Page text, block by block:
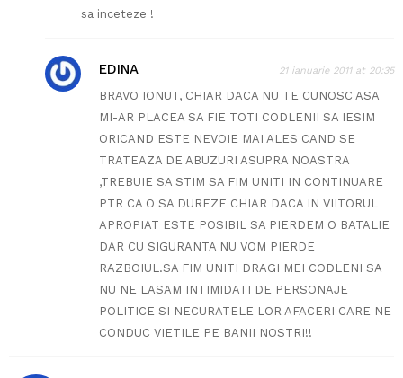
sa inceteze !
EDINA 21 ianuarie 2011 at 20:35
BRAVO IONUT, CHIAR DACA NU TE CUNOSC ASA
MI-AR PLACEA SA FIE TOTI CODLENII SA IESIM
ORICAND ESTE NEVOIE MAI ALES CAND SE
TRATEAZA DE ABUZURI ASUPRA NOASTRA
,TREBUIE SA STIM SA FIM UNITI IN CONTINUARE
PTR CA O SA DUREZE CHIAR DACA IN VIITORUL
APROPIAT ESTE POSIBIL SA PIERDEM O BATALIE
DAR CU SIGURANTA NU VOM PIERDE
RAZBOIUL.SA FIM UNITI DRAGI MEI CODLENI SA
NU NE LASAM INTIMIDATI DE PERSONAJE
POLITICE SI NECURATELE LOR AFACERI CARE NE
CONDUC VIETILE PE BANII NOSTRI!!